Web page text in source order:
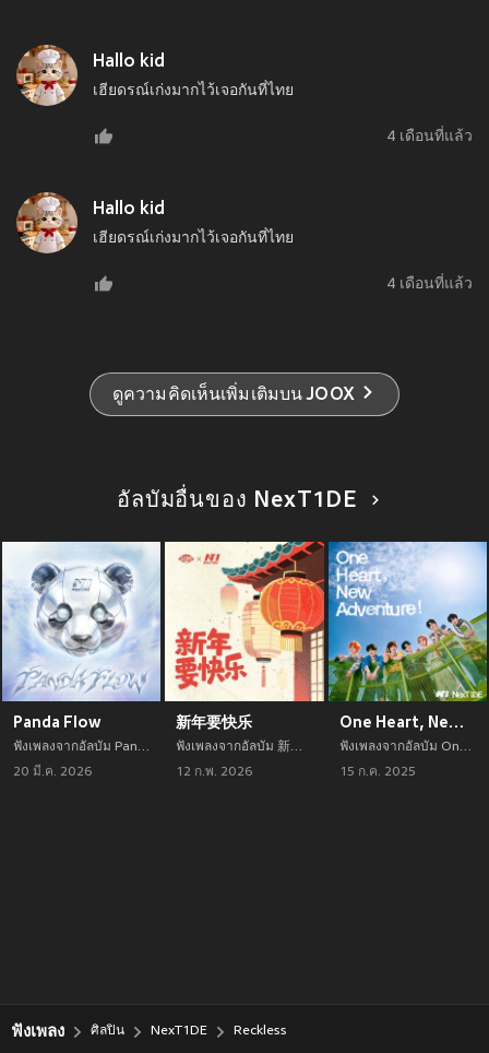
Hallo kid
เฮียดรณ์เก่งมากไว้เจอกันที่ไทย
4 เดือนที่แล้ว
Hallo kid
เฮียดรณ์เก่งมากไว้เจอกันที่ไทย
4 เดือนที่แล้ว
ดูความคิดเห็นเพิ่มเติมบน JOOX
อัลบัมอื่นของ NexT1DE
Panda Flow
ฟังเพลงจากอัลบัม Panda Flow เพลงใหม่จาก NexT1DE อัพเดทเพลงใหม่ล่าสุดก่อนใคร ตลอดปี 2021
20 มี.ค. 2026
新年要快乐
ฟังเพลงจากอัลบัม 新年要快乐 เพลงใหม่จาก NexT1DE อัพเดทเพลงใหม่ล่าสุดก่อนใคร ตลอดปี 2021
12 ก.พ. 2026
One Heart, New Adventure!
ฟังเพลงจากอัลบัม One Heart, New Adventure! เพลงใหม่จาก NexT1DE อัพเดทเพลงใหม่ล่าสุดก่อนใคร ตลอดปี 2021
15 ก.ค. 2025
ฟังเพลง ศิลปิน NexT1DE Reckless